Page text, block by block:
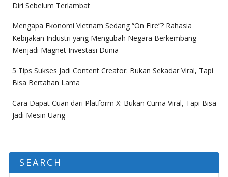
Diri Sebelum Terlambat
Mengapa Ekonomi Vietnam Sedang “On Fire”? Rahasia
Kebijakan Industri yang Mengubah Negara Berkembang
Menjadi Magnet Investasi Dunia
5 Tips Sukses Jadi Content Creator: Bukan Sekadar Viral, Tapi
Bisa Bertahan Lama
Cara Dapat Cuan dari Platform X: Bukan Cuma Viral, Tapi Bisa
Jadi Mesin Uang
SEARCH